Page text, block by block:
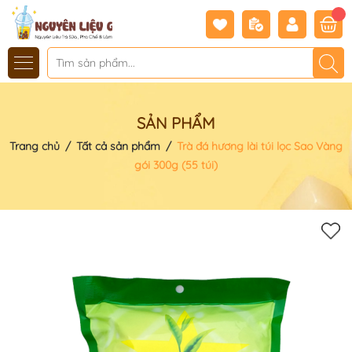
SẢN PHẨM
Trang chủ / Tất cả sản phẩm / Trà đá hương lài túi lọc Sao Vàng
gói 300g (55 túi)